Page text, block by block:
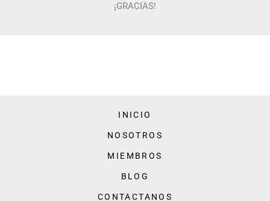
¡GRACIAS!
INICIO
NOSOTROS
MIEMBROS
BLOG
CONTACTANOS